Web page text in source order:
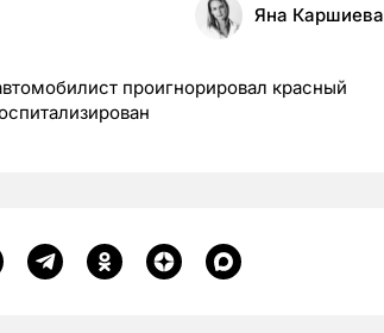
Яна Каршиева
проигнорировал красный